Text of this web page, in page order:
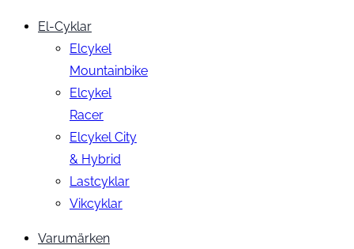
El-Cyklar
Elcykel
Mountainbike
Elcykel
Racer
Elcykel City
& Hybrid
Lastcyklar
Vikcyklar
Varumärken